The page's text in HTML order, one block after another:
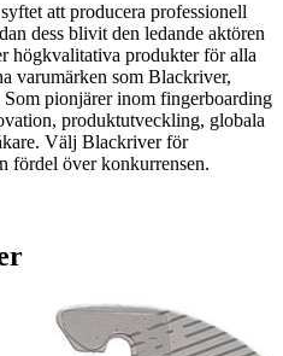
att producera professionell
dess blivit den ledande aktören
högkvalitativa produkter för alla
varumärken som Blackriver,
pionjärer inom fingerboarding
produktutveckling, globala
Välj Blackriver för
fördel över konkurrensen.